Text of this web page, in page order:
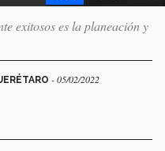
exitosos es la planeación y
- 05/02/2022